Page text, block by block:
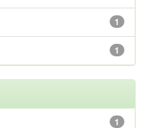
1
1
1